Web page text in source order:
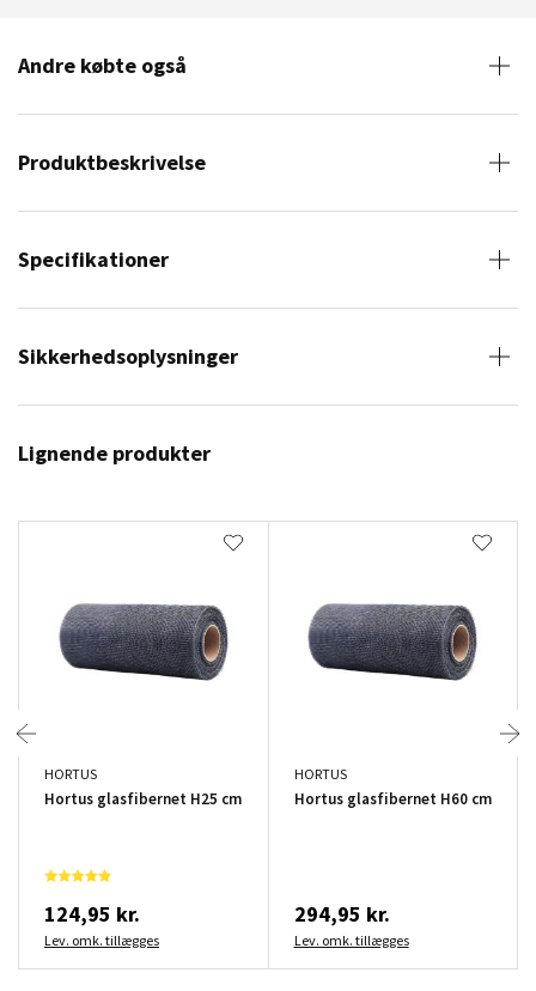
Andre købte også
Produktbeskrivelse
Specifikationer
Sikkerhedsoplysninger
Lignende produkter
HORTUS
Hortus glasfibernet H25 cm
124,95 kr.
Lev. omk. tillægges
HORTUS
Hortus glasfibernet H60 cm
294,95 kr.
Lev. omk. tillægges